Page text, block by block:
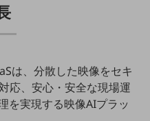
は、分散した映像をセキ
応、安心・安全な現場運
を実現する映像AIプラッ